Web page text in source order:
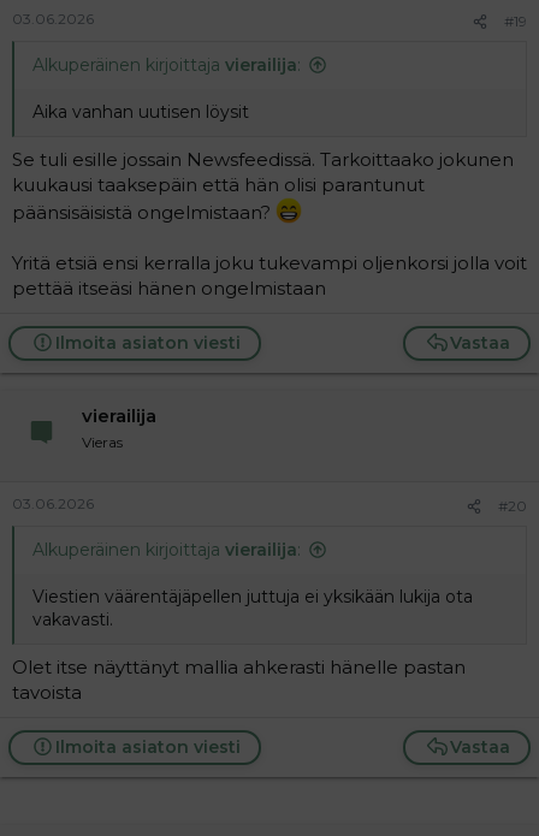
03.06.2026 #19
Alkuperäinen kirjoittaja vierailija:
Aika vanhan uutisen löysit
Se tuli esille jossain Newsfeedissä. Tarkoittaako jokunen
kuukausi taaksepäin että hän olisi parantunut
päänsisäisistä ongelmistaan?
Yritä etsiä ensi kerralla joku tukevampi oljenkorsi jolla voit
pettää itseäsi hänen ongelmistaan
Vastaa
Ilmoita asiaton viesti
vierailija
Vieras
03.06.2026 #20
Alkuperäinen kirjoittaja vierailija:
Viestien väärentäjäpellen juttuja ei yksikään lukija ota
vakavasti.
Olet itse näyttänyt mallia ahkerasti hänelle pastan
tavoista
Vastaa
Ilmoita asiaton viesti